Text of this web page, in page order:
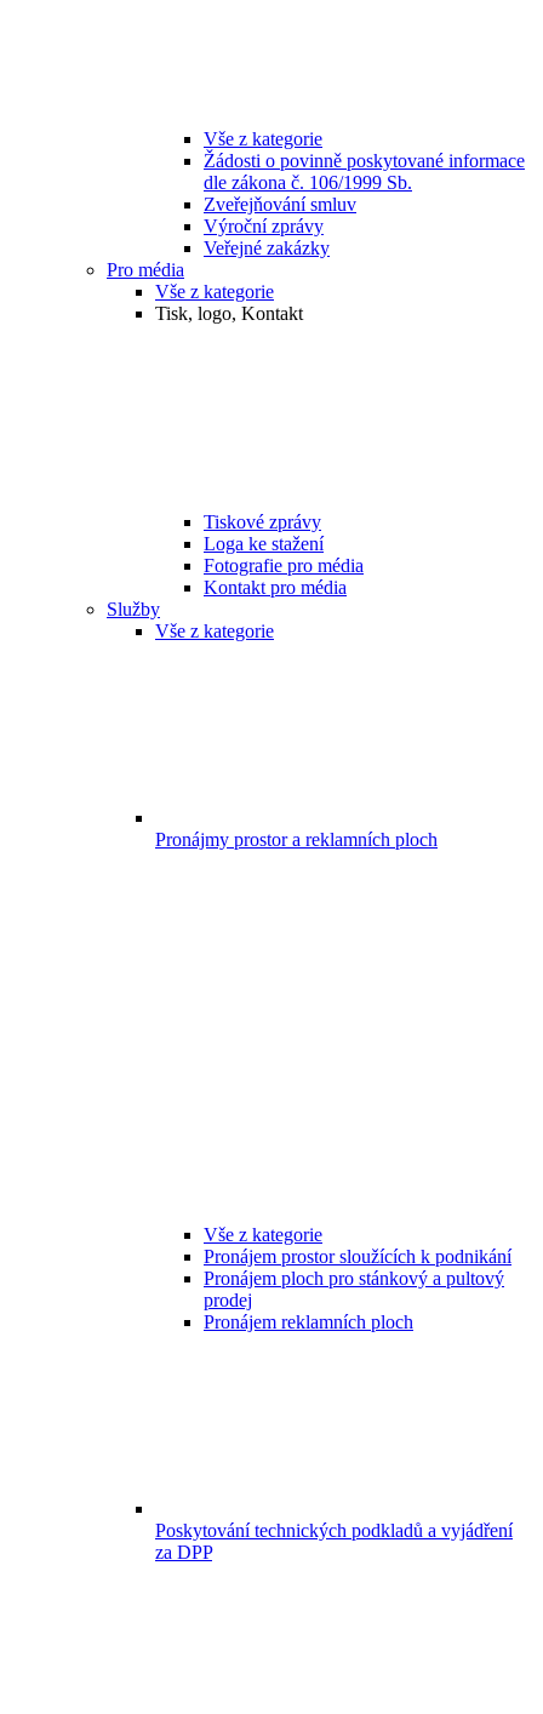
Vše z kategorie
Žádosti o povinně poskytované informace
dle zákona č. 106/1999 Sb.
Zveřejňování smluv
Výroční zprávy
Veřejné zakázky
Pro média
Vše z kategorie
Tisk, logo, Kontakt
Tiskové zprávy
Loga ke stažení
Fotografie pro média
Kontakt pro média
Služby
Vše z kategorie
Pronájmy prostor a reklamních ploch
Vše z kategorie
Pronájem prostor sloužících k podnikání
Pronájem ploch pro stánkový a pultový
prodej
Pronájem reklamních ploch
Poskytování technických podkladů a vyjádření
za DPP